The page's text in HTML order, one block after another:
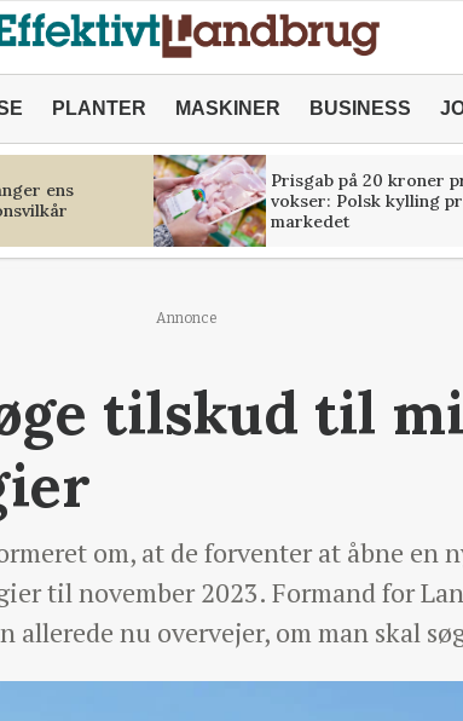
PLANTER MASKINER BUSINESS
ens
Prisgab på 20 kroner
vokser: Polsk kylling
markedet
Annonce
tilskud til
om, at de forventer at åbne en
til november 2023. Formand for
allerede nu overvejer, om man skal